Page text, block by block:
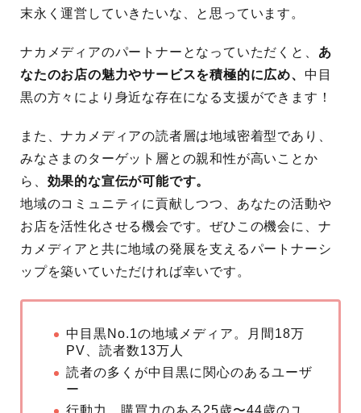
末永く運営していきたいな、と思っています。
ナカメディアのパートナーとなっていただくと、 あ
なたのお店の魅力やサービスを積極的に広め、 中目
黒の方々により身近な存在になる支援ができます！
また、ナカメディアの読者層は地域密着型であり、
みなさまのターゲット層との親和性が高いことか
ら、 効果的な宣伝が可能です。
地域のコミュニティに貢献しつつ、あなたの活動や
お店を活性化させる機会です。ぜひこの機会に、ナ
カメディアと共に地域の発展を支えるパートナーシ
ップを築いていただければ幸いです。
中目黒No.1の地域メディア。月間18万
PV、読者数13万人
読者の多くが中目黒に関心のあるユーザ
ー